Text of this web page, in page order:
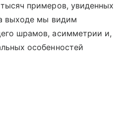
примеров, увиденных
выходе мы видим
шрамов, асимметрии и,
особенностей